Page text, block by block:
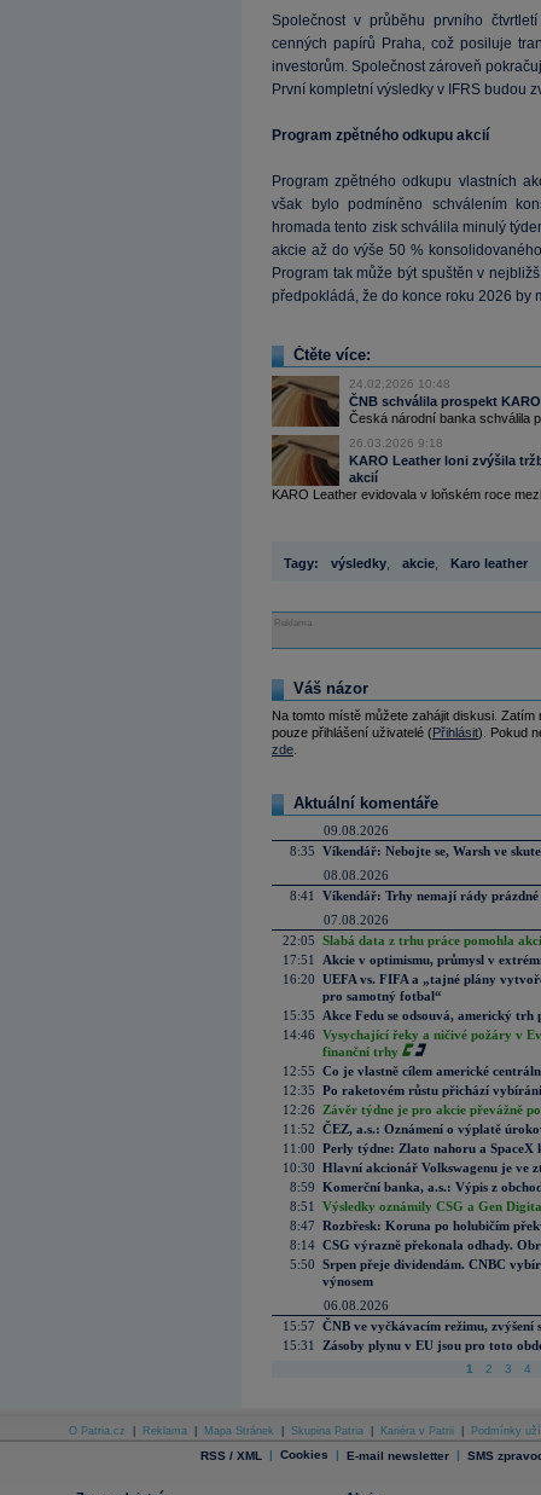
Společnost v průběhu prvního
cenných papírů Praha, což posiluje
investorům. Společnost zároveň
První kompletní výsledky v IFRS budou
Program zpětného odkupu akcií
Program zpětného odkupu vlastních
však bylo podmíněno schválením
hromada tento zisk schválila minulý
akcie až do výše 50 %
Program tak může být spuštěn v
předpokládá, že do konce roku 2026 by
Čtěte více:
24.02.2026 10:48
ČNB schválila prospekt
Česká národní banka schválila
26.03.2026 9:18
KARO Leather loni zvýšila
akcií
KARO Leather evidovala v loňském roce
Tagy: výsledky akcie Karo leather
Reklama
Váš názor
Na tomto místě můžete zahájit diskusi.
pouze přihlášení uživatelé (Přihlásit). Pokud
zde
Aktuální komentáře
09.08.2026
8:35 Víkendář: Nebojte se, Warsh ve
08.08.2026
8:41
Víkendář: Trhy nemají rády prázdné
07.08.2026
22:05 Slabá data z trhu práce pomohla
17:51
Akcie v optimismu, průmysl v
16:20 UEFA vs. FIFA a „tajné plány
pro samotný fotbal“
15:35
Akce Fedu se odsouvá, americký
14:46 Vysychající řeky a ničivé požáry v
finanční trhy
12:55 Co je vlastně cílem americké
12:35 Po raketovém růstu přichází
12:26
Závěr týdne je pro akcie převážně
11:52 ČEZ, a.s.: Oznámení o výplatě
11:00 Perly týdne: Zlato nahoru a SpaceX
10:30 Hlavní akcionář Volkswagenu je ve
8:59 Komerční banka, a.s.: Výpis z
8:51
Výsledky oznámily CSG a Gen
8:47 Rozbřesk: Koruna po holubičím
8:14 CSG výrazně překonala odhady.
5:50 Srpen přeje dividendám. CNBC
výnosem
06.08.2026
15:57 ČNB ve vyčkávacím režimu, zvýšení
15:31
Zásoby plynu v EU jsou pro toto
1 2 3 4
O Patria.cz Reklama Mapa Stránek Skupina Patria Kariéra v Patrii Podmínky
RSS / XML | Cookies | E-mail newsletter | SMS